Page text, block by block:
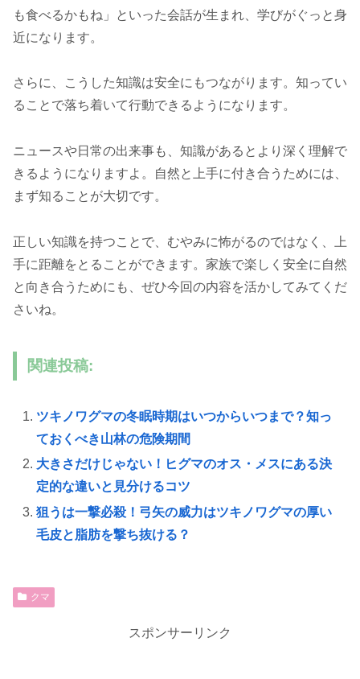
も食べるかもね」といった会話が生まれ、学びがぐっと身
近になります。
さらに、こうした知識は安全にもつながります。知ってい
ることで落ち着いて行動できるようになります。
ニュースや日常の出来事も、知識があるとより深く理解で
きるようになりますよ。自然と上手に付き合うためには、
まず知ることが大切です。
正しい知識を持つことで、むやみに怖がるのではなく、上
手に距離をとることができます。家族で楽しく安全に自然
と向き合うためにも、ぜひ今回の内容を活かしてみてくだ
さいね。
関連投稿:
ツキノワグマの冬眠時期はいつからいつまで？知っ
ておくべき山林の危険期間
大きさだけじゃない！ヒグマのオス・メスにある決
定的な違いと見分けるコツ
狙うは一撃必殺！弓矢の威力はツキノワグマの厚い
毛皮と脂肪を撃ち抜ける？
クマ
スポンサーリンク